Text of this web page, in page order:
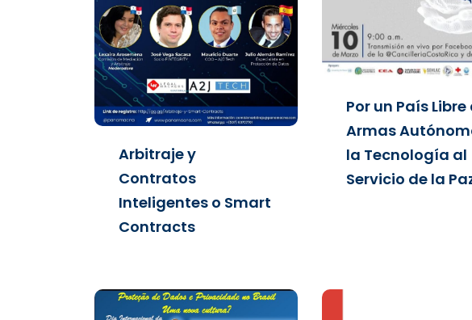
Arbitraje y
Contratos
Inteligentes o Smart
Contracts
Por un País Libre
Armas
la Tecnología al
Servicio de la